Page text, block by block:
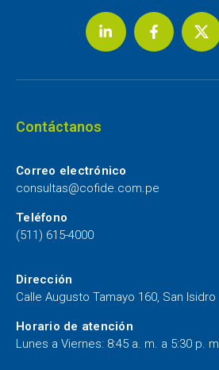
Contáctanos
Correo electrónico
consultas@cofide.com.pe
Teléfono
(511) 615-4000
Dirección
Calle Augusto Tamayo 160, San Isidro
Horario de atención
Lunes a Viernes: 8:45 a. m. a 5:30 p. m.